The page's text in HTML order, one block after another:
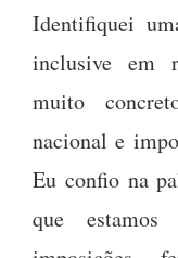
Identifiquei
inclusive em
muito
nacional e
Eu confio na
que